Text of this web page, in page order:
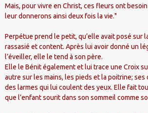
Mais, pour vivre en Christ, ces fleurs ont
leur donnerons ainsi deux fois la vie."
Perpétue prend le petit, qu’elle avait posé sur
rassasié et content. Après lui avoir donné un
l’éveiller, elle le tend à son père.
Elle le Bénit également et lui trace une Croix
autre sur les mains, les pieds et la poitrine; ses
des larmes qui lui coulent des yeux. Elle fait
que l’enfant sourit dans son sommeil comme